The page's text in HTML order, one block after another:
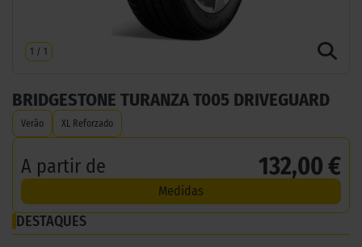
1 / 1
BRIDGESTONE TURANZA T005 DRIVEGUARD
Verão XL Reforzado
A partir de 132,00 €
Medidas
DESTAQUES